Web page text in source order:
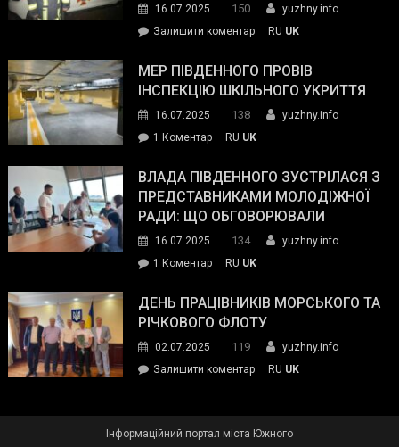
силових
та
органів:
«Наш
спільний
окупанти.
Маємо
діяти
команда
16.07.2025 150
yuzhny.info
Залишити коментарon
ДСНС
власноруч
пожежу
у
RU UK
МЕР ПІВДЕННОГО ПРОВІВ
ІНСПЕКЦІЮ ШКІЛЬНОГО УКРИТТЯ
16.07.2025 138
yuzhny.info
1 Коментардо
Південного
провів
інспекцію
укриття
RU UK
ВЛАДА ПІВДЕННОГО ЗУСТРІЛАСЯ З
ПРЕДСТАВНИКАМИ МОЛОДІЖНОЇ
РАДИ: ЩО ОБГОВОРЮВАЛИ
16.07.2025 134
yuzhny.info
1 Коментардо
Південного
зустрілася
представниками
молодіжної
обговорювали
RU UK
ДЕНЬ ПРАЦІВНИКІВ МОРСЬКОГО ТА
РІЧКОВОГО ФЛОТУ
02.07.2025 119
yuzhny.info
Залишити коментарon
RU UK
Інформаційний портал міста Южного